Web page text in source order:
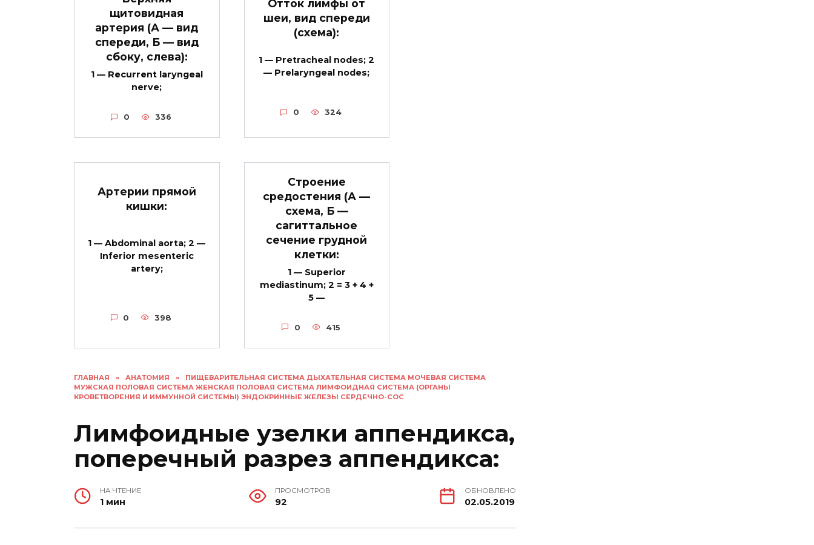
ГЛАВНАЯ » АНАТОМИЯ »
ПИЩЕВАРИТЕЛЬНАЯ СИСТЕМА ДЫХАТЕЛЬНАЯ СИСТЕМА МОЧЕВАЯ СИСТЕМА
МУЖСКАЯ ПОЛОВАЯ СИСТЕМА ЖЕНСКАЯ ПОЛОВАЯ СИСТЕМА ЛИМФОИДНАЯ СИСТЕМА (ОРГАНЫ
КРОВЕТВОРЕНИЯ И ИММУННОЙ СИСТЕМЫ) ЭНДОКРИННЫЕ ЖЕЛЕЗЫ СЕРДЕЧНО-СОС
Лимфоидные узелки аппендикса,
поперечный разрез аппендикса:
НА ЧТЕНИЕ
1 мин
ПРОСМОТРОВ
92
ОБНОВЛЕНО
02.05.2019
щитовидная
артерия (А — вид
спереди, Б — вид
сбоку, слева):
1 — Recurrent laryngeal
nerve;
0 336
Отток лимфы от
шеи, вид спереди
(схема):
1 — Pretracheal nodes; 2
— Prelaryngeal nodes;
0 324
Артерии прямой
кишки:
1 — Abdominal aorta; 2 —
Inferior mesenteric
artery;
0 398
Строение
средостения (А —
схема, Б —
сагиттальное
сечение грудной
клетки:
1 — Superior
mediastinum; 2 = 3 + 4 +
5 —
0 415